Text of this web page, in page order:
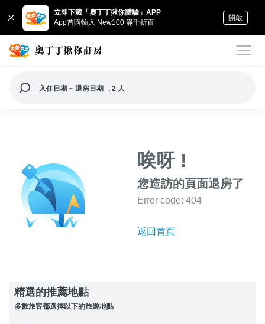
立即下載「奧丁丁揪你體驗」APP
App首購輸入 New100 滿千折百
開啟
入住日期 ~ 退房日期 , 2 人
唉呀 !
您造訪的頁面退房了
Error code: 404
返回首頁
精選的推薦地點
多數旅客都選擇以下的旅遊地點